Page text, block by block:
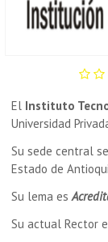
El Instituto
Universidad
Su sede central
Estado de
Su lema es
Su actual Rector